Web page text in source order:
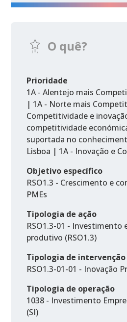
O quê?
Prioridade
1A - Alentejo mais
| 1A - Norte mais
Competitividade e
competitividade
suportada no
Lisboa | 1A - Inovação e
Objetivo específico
RSO1.3 - Crescimento e
PMEs
Tipologia de ação
RSO1.3-01 - Investimento
produtivo (RSO1.3)
Tipologia de intervenção
RSO1.3-01-01 - Inovação
Tipologia de operação
1038 - Investimento
(SI)